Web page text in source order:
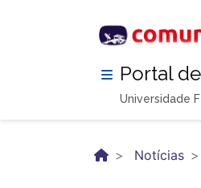
Portal
Universidade
Notícias